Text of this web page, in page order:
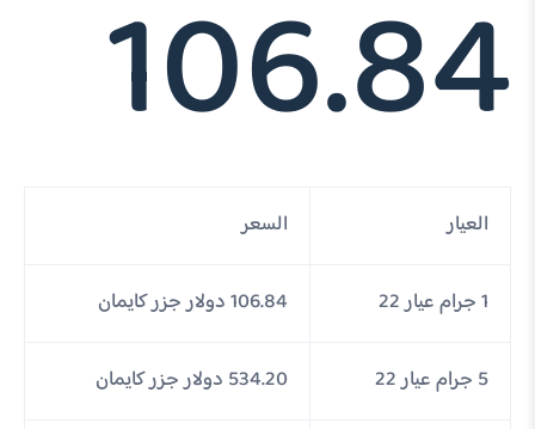
106.84
العيار السعر
1 جرام عيار 22 106.84 دولار جزر كايمان
5 جرام عيار 22 534.20 دولار جزر كايمان